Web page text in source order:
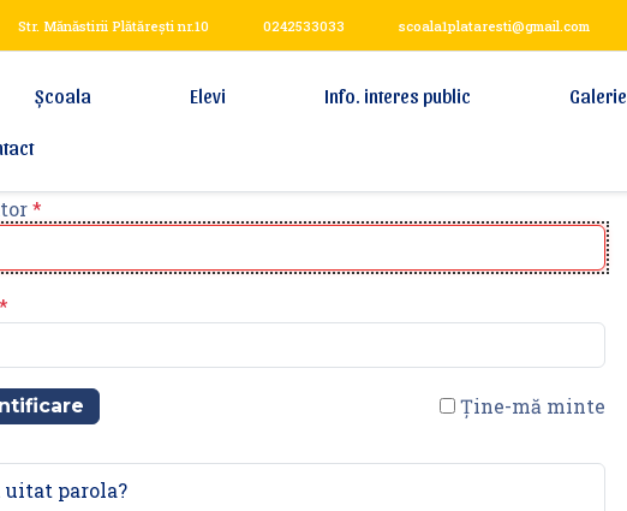
Str. Mănăstirii Plătărești nr.10 0242533033 scoala1plataresti@gmail.com
Școala Elevi Info. interes public Galerie
*
*
Ține-mă minte
uitat parola?